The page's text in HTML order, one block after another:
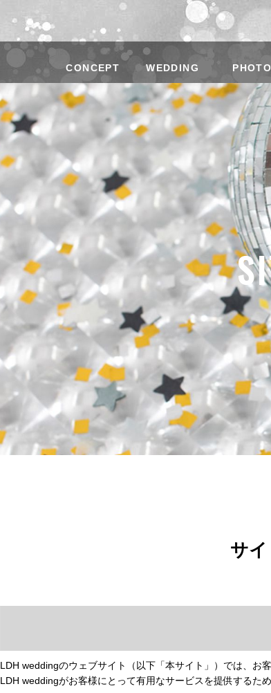
CONCEPT WEDDING PHOTO
サ
LDH weddingのウェブサイト（以下「本サイト」）では、お
LDH weddingがお客様にとって有用なサービスを提供するた